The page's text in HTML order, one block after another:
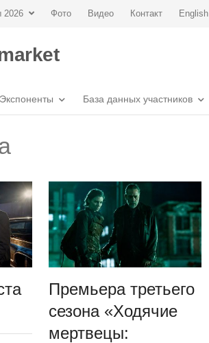
2026 Фото Видео Контакт English
Экспоненты База данных участников
Премьера третьего
сезона «Ходячие
мертвецы: